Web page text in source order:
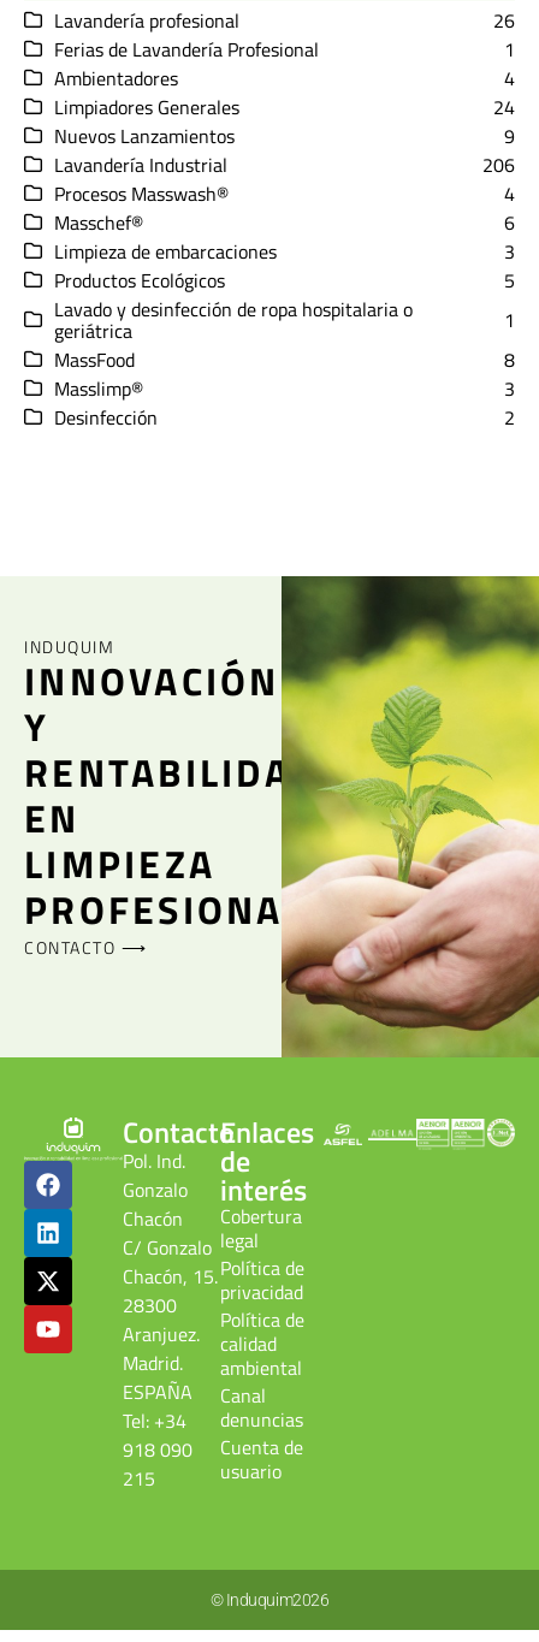
Lavandería profesional
26
Ferias de Lavandería Profesional
1
Ambientadores
4
Limpiadores Generales
24
Nuevos Lanzamientos
9
Lavandería Industrial
206
Procesos Masswash®
4
Masschef®
6
Limpieza de embarcaciones
3
Productos Ecológicos
5
Lavado y desinfección de ropa hospitalaria o
geriátrica
1
MassFood
8
Masslimp®
3
Desinfección
2
INDUQUIM
INNOVACIÓN
Y
RENTABILIDAD
EN
LIMPIEZA
PROFESIONAL
CONTACTO ⟶
Contacto
Pol. Ind.
Gonzalo
Chacón
C/ Gonzalo
Chacón, 15.
28300
Aranjuez.
Madrid.
ESPAÑA
Tel: +34
918 090
215
Enlaces
de
interés
Cobertura
legal
Política de
privacidad
Política de
calidad
ambiental
Canal
denuncias
Cuenta de
usuario
© Induquim2026